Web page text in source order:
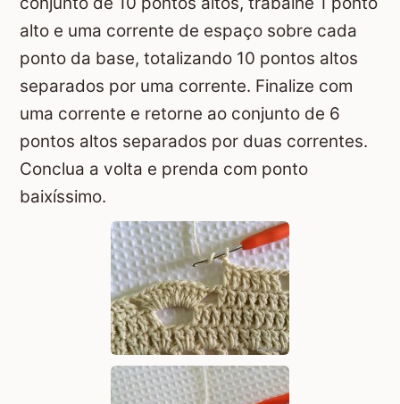
alto e uma corrente de espaço sobre cada
ponto da base, totalizando 10 pontos altos
separados por uma corrente. Finalize com
uma corrente e retorne ao conjunto de 6
pontos altos separados por duas correntes.
Conclua a volta e prenda com ponto
baixíssimo.